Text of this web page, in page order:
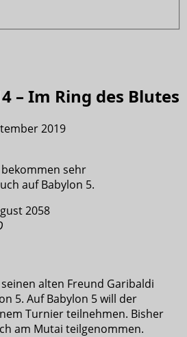
– Im Ring des Blutes
2019
sehr
auf Babylon 5.
2058
alten Freund Garibaldi
5. Auf Babylon 5 will der
Turnier teilnehmen. Bisher
am Mutai teilgenommen.